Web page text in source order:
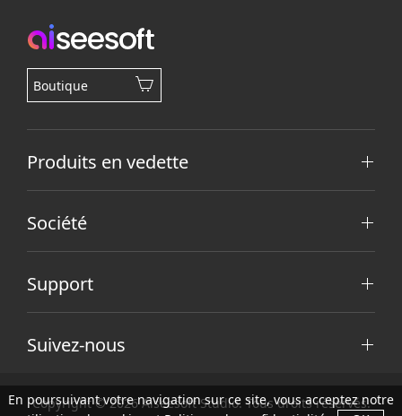
Boutique
Produits en vedette
Société
Support
Suivez-nous
Copyright © 2026 Aiseesoft Studio. Tous droits réservés.
En poursuivant votre navigation sur ce site, vous acceptez notre